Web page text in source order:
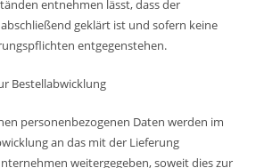
entnehmen lässt, dass der
geklärt ist und sofern keine
entgegenstehen.
Bestellabwicklung
personenbezogenen Daten werden im
an das mit der Lieferung
weitergegeben, soweit dies zur